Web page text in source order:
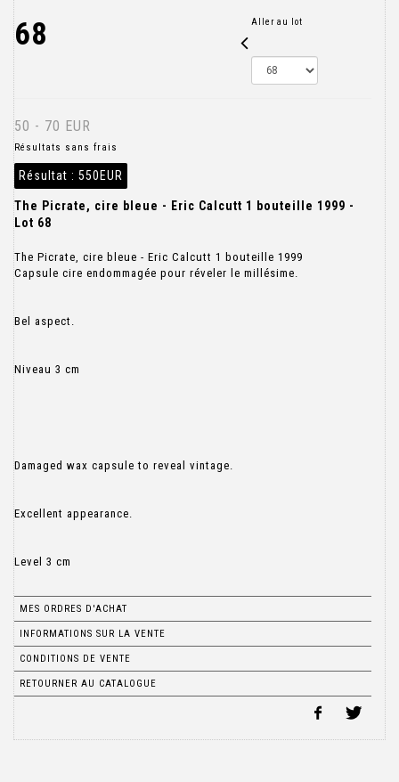
68 Aller au lot
50 - 70 EUR
Résultats sans frais
Résultat : 550EUR
The Picrate, cire bleue - Eric Calcutt 1 bouteille 1999 -
Lot 68
The Picrate, cire bleue - Eric Calcutt 1 bouteille 1999
Capsule cire endommagée pour réveler le millésime.
Bel aspect.
Niveau 3 cm
Damaged wax capsule to reveal vintage.
Excellent appearance.
Level 3 cm
MES ORDRES D'ACHAT
INFORMATIONS SUR LA VENTE
CONDITIONS DE VENTE
RETOURNER AU CATALOGUE